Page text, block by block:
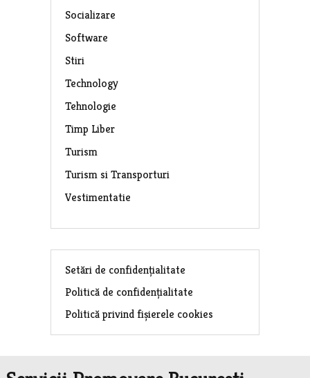
Socializare
Software
Stiri
Technology
Tehnologie
Timp Liber
Turism
Turism si Transporturi
Vestimentatie
Setări de confidențialitate
Politică de confidențialitate
Politică privind fișierele cookies